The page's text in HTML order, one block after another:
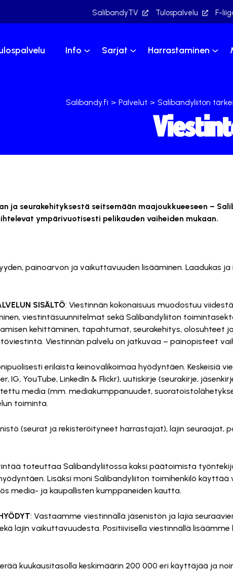
SalibandyTV Tulospalvelu F-
Info Sarjat Harrastaminen
Salibandy.fi > Palvelut > Salibandyliiton
ja seurakehityksestä seitsemään maajoukkueeseen –
ympärivuotisesti pelikauden vaiheiden mukaan.
painoarvon ja vaikuttavuuden lisääminen. Laadukas
SISÄLTÖ: Viestinnän kokonaisuus muodostuu
viestintäsuunnitelmat sekä Salibandyliiton
kehittäminen, tapahtumat, seurakehitys, olosuhteet
Viestinnän palvelu on jatkuvaa – painopisteet
erilaista keinovalikoimaa hyödyntäen. Keskeisiä
IG, YouTube, LinkedIn & Flickr), uutiskirje (seurakirje,
media (mm. mediakumppanuudet,
toiminta.
(seurat ja rekisteröityneet harrastajat), lajin seuraajat,
toteuttaa Salibandyliitossa kaksi päätoimista
Lisäksi moni Salibandyliiton toimihenkilö
media- ja kaupallisten kumppaneiden kautta.
: Vastaamme viestinnällä jäsenistön ja lajia
lajin vaikuttavuudesta. Positiivisella viestinnällä
kuukausitasolla keskimäärin 200 000 eri käyttäjää ja